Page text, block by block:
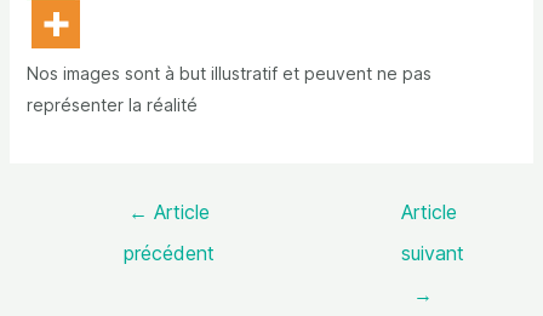
Nos images sont à but illustratif et peuvent ne pas
représenter la réalité
← Article
précédent
Article
suivant
→